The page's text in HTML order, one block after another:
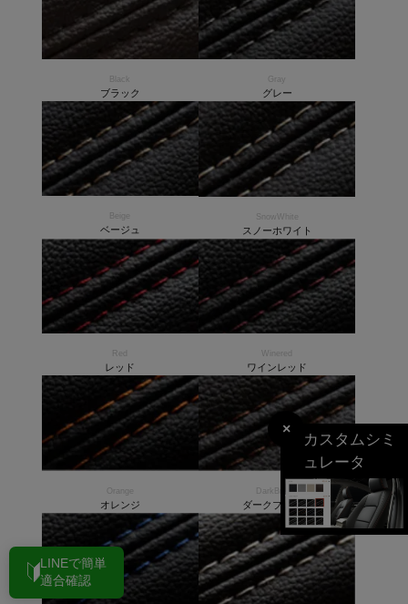
×
カスタムシミ
ュレータ
ブラック
Gray
グレー
ベージュ
SnowWhite
スノーホワイト
Red
レッド
Winered
ワインレッド
オレンジ
DarkBrown
ダークブラウン
LINEで簡単
適合確認